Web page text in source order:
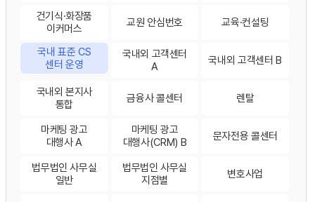
건기식·화장품
이커머스
교원 안심번호 교육·컨설팅
국내 표준 CS
센터 운영
국내외 고객센터
A
국내외 고객센터 B
국내외 본지사
통합
금융사 콜센터 렌탈
마케팅 광고
대행사 A
마케팅 광고
대행사(CRM) B
문자전용 콜센터
법무법인 사무실
일반
법무법인 사무실
지점별
변호사업